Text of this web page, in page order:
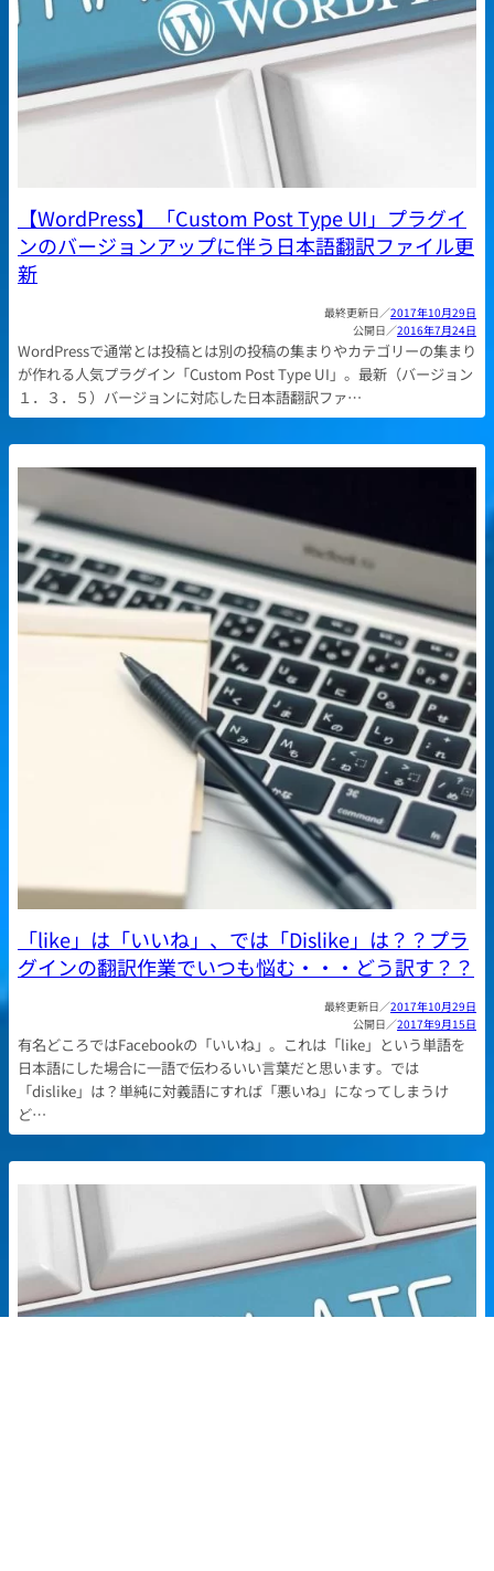
【WordPress】「Custom Post Type UI」プラグイ
ンのバージョンアップに伴う日本語翻訳ファイル更
新
2017年10月29日
2016年7月24日
WordPressで通常とは投稿とは別の投稿の集まりやカテゴリーの集まり
が作れる人気プラグイン「Custom Post Type UI」。最新（バージョン
１．３．５）バージョンに対応した日本語翻訳ファ…
「like」は「いいね」、では「Dislike」は？？プラ
グインの翻訳作業でいつも悩む・・・どう訳す？？
2017年10月29日
2017年9月15日
有名どころではFacebookの「いいね」。これは「like」という単語を
日本語にした場合に一語で伝わるいい言葉だと思います。では
「dislike」は？単純に対義語にすれば「悪いね」になってしまうけ
ど…